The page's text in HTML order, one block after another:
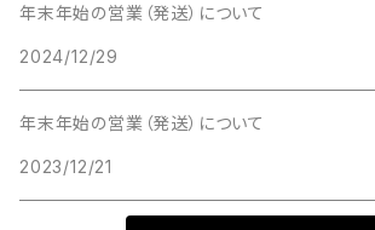
年末年始の営業（発送）について
2024/12/29
年末年始の営業（発送）について
2023/12/21